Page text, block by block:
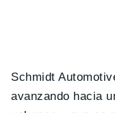
Schmidt
avanzando hacia